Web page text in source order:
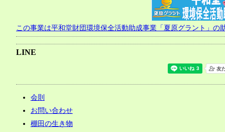
シ
ョ
ン
この事業は平和堂財団環境保全活動助成事業「夏原グラント」の
LINE
会則
お問い合わせ
棚田の生き物